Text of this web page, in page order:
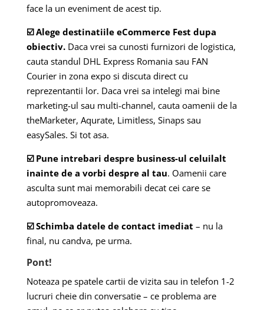
face la un eveniment de acest tip.
☑️ Alege destinatiile eCommerce Fest dupa
obiectiv. Daca vrei sa cunosti furnizori de logistica,
cauta standul DHL Express Romania sau FAN
Courier in zona expo si discuta direct cu
reprezentantii lor. Daca vrei sa intelegi mai bine
marketing-ul sau multi-channel, cauta oamenii de la
theMarketer, Aqurate, Limitless, Sinaps sau
easySales. Si tot asa.
☑️ Pune intrebari despre business-ul celuilalt
inainte de a vorbi despre al tau. Oamenii care
asculta sunt mai memorabili decat cei care se
autopromoveaza.
☑️ Schimba datele de contact imediat – nu la
final, nu candva, pe urma.
Pont!
Noteaza pe spatele cartii de vizita sau in telefon 1-2
lucruri cheie din conversatie – ce problema are